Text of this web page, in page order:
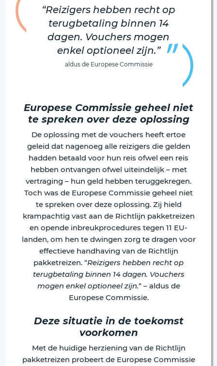
“Reizigers hebben recht op
terugbetaling binnen 14
dagen. Vouchers mogen
enkel optioneel zijn.”
aldus de Europese Commissie
Europese Commissie geheel niet
te spreken over deze oplossing
De oplossing met de vouchers heeft ertoe
geleid dat nagenoeg alle reizigers die gelden
hadden betaald voor hun reis ofwel een reis
hebben ontvangen ofwel uiteindelijk – met
vertraging – hun geld hebben teruggekregen.
Toch was de Europese Commissie geheel niet
te spreken over deze oplossing. Zij hield
krampachtig vast aan de Richtlijn pakketreizen
en opende inbreukprocedures tegen 11 EU-
landen, om hen te dwingen zorg te dragen voor
effectieve handhaving van de Richtlijn
pakketreizen. “Reizigers hebben recht op
terugbetaling binnen 14 dagen. Vouchers
mogen enkel optioneel zijn.“ – aldus de
Europese Commissie.
Deze situatie in de toekomst
voorkomen
Met de huidige herziening van de Richtlijn
pakketreizen probeert de Europese Commissie